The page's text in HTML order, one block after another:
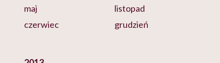
maj
czerwiec
listopad
grudzień